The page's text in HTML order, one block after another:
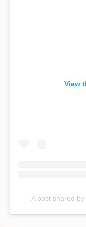
View
A post shared